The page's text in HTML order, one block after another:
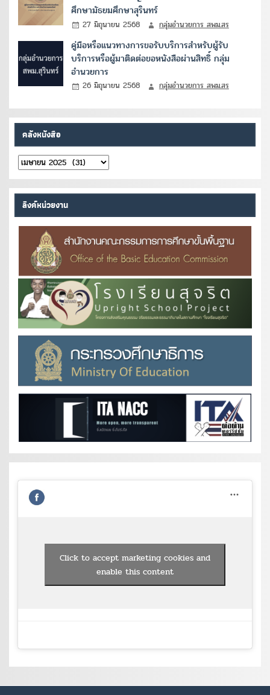
ศึกษามัธยมศึกษาสุรินทร์
27 มิถุนายน 2568 กลุ่มอำนวยการ สพม.สร
คู่มือหรือแนวทางการขอรับบริการสำหรับผู้รับ
บริการหรือผู้มาติดต่อขอหนังสือผ่านสิทธิ์ กลุ่ม
อำนวยการ
26 มิถุนายน 2568 กลุ่มอำนวยการ สพม.สร
คลังหนังสือ
คลัง
หนังสือ
ลิงค์หน่วยงาน
Click to accept marketing cookies and
enable this content